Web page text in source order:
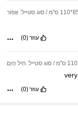
עוזר(0)
very
עוזר(0)